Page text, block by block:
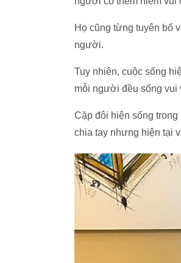
Họ cũng từng tuyên bố
người.
Tuy nhiên, cuộc sống
mỗi người đều sống
Cặp đôi hiện sống
chia tay nhưng hiện tại